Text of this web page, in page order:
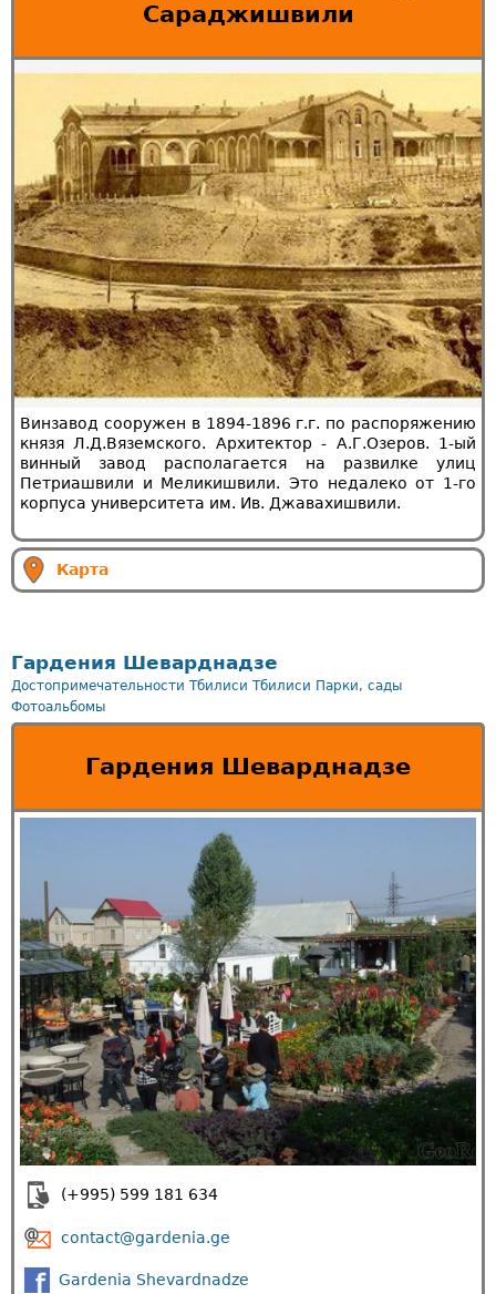
Сараджишвили
Винзавод сооружен в 1894-1896 г.г. по распоряжению
князя Л.Д.Вяземского. Архитектор - А.Г.Озеров. 1-ый
винный завод располагается на развилке улиц
Петриашвили и Меликишвили. Это недалеко от 1-го
корпуса университета им. Ив. Джавахишвили.
Карта
Гардения Шеварднадзе
Достопримечательности Тбилиси Тбилиси Парки, сады
Фотоальбомы
Гардения Шеварднадзе
(+995) 599 181 634
contact@gardenia.ge
Gardenia Shevardnadze